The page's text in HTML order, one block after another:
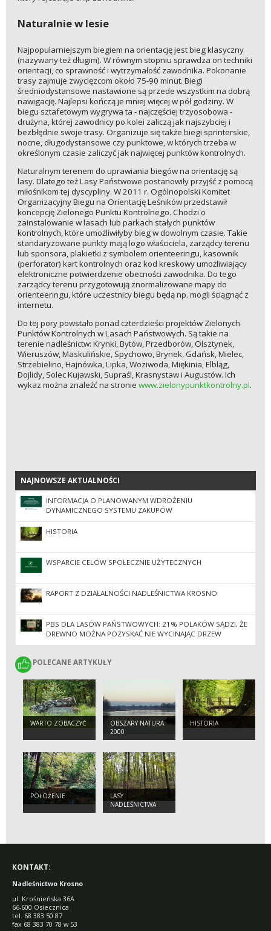
Naturalnie w lesie
Najpopularniejszym biegiem na orientację jest bieg klasyczny
(nazywany też długim). W równym stopniu sprawdza on techniki
orientacji, co sprawność i wytrzymałość zawodnika. Pokonanie
trasy zajmuje zwycięzcom około 75-90 minut. Biegi
średniodystansowe nastawione są przede wszystkim na dobrą
nawigację. Najlepsi kończą je mniej więcej w pół godziny. W
biegu sztafetowym wygrywa ta - najczęściej trzyosobowa -
drużyna, której zawodnicy po kolei zaliczą jak najszybciej i
bezbłędnie swoje trasy. Organizuje się także biegi sprinterskie,
nocne, długodystansowe czy punktowe, w których trzeba w
określonym czasie zaliczyć jak najwięcej punktów kontrolnych.
Naturalnym terenem do uprawiania biegów na orientację są
lasy. Dlatego też Lasy Państwowe postanowiły przyjść z pomocą
miłośnikom tej dyscypliny. W 2011 r. Ogólnopolski Komitet
Organizacyjny Biegu na Orientację Leśników przedstawił
koncepcję Zielonego Punktu Kontrolnego. Chodzi o
zainstalowanie w lasach lub parkach stałych punktów
kontrolnych, które umożliwiłyby bieg w dowolnym czasie. Takie
standaryzowane punkty mają logo właściciela, zarządcy terenu
lub sponsora, plakietki z symbolem orienteeringu, kasownik
(perforator) kart kontrolnych oraz kod kreskowy umożliwiający
elektroniczne potwierdzenie obecności zawodnika. Do tego
zarządcy terenu przygotowują znormalizowane mapy do
orienteeringu, które uczestnicy biegu będą np. mogli ściągnąć z
internetu.
Do tej pory powstało ponad czterdzieści projektów Zielonych
Punktów Kontrolnych w Lasach Państwowych. Są takie na
terenie nadleśnictw: Krynki, Bytów, Przedborów, Olsztynek,
Wieruszów, Maskulińskie, Spychowo, Brynek, Gdańsk, Mielec,
Strzebielino, Hajnówka, Lipka, Woziwoda, Miękinia, Elbląg,
Dojlidy, Solec Kujawski, Supraśl, Krasnystaw i Augustów. Ich
wykaz można znaleźć na stronie www.zielonypunktkontrolny.pl.
NAJNOWSZE AKTUALNOŚCI
NAJNOWSZE AKTUALNOŚCI
INFORMACJA O PLANOWANYM WDROŻENIU
DYNAMICZNEGO SYSTEMU ZAKUPÓW
HISTORIA
WSPARCIE CELÓW SPOŁECZNIE UŻYTECZNYCH
RAPORT Z DZIAŁALNOŚCI NADLEŚNICTWA KROSNO
PBS DLA LASÓW PAŃSTWOWYCH: 21% POLAKÓW SĄDZI, ŻE
DREWNO MOŻNA POZYSKAĆ NIE WYCINAJĄC DRZEW
POLECANE ARTYKUŁY
POLECANE ARTYKUŁY
WARTO ZOBACZYĆ
OBSZARY NATURA
2000
HISTORIA
POŁOŻENIE
LASY
NADLEŚNICTWA
KONTAKT:
Nadleśnictwo Krosno
ul. Krośnieńska 36A
66-600 Osiecznica
tel. 68 383 50 87
fax 68 383 70 78 w 53